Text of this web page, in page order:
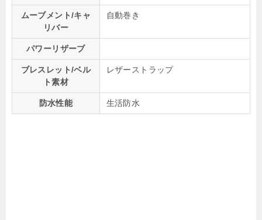
ムーブメント/キャ
リバー
自動巻き
パワーリザーブ
ブレスレット/ベル
ト素材
レザーストラップ
防水性能 生活防水